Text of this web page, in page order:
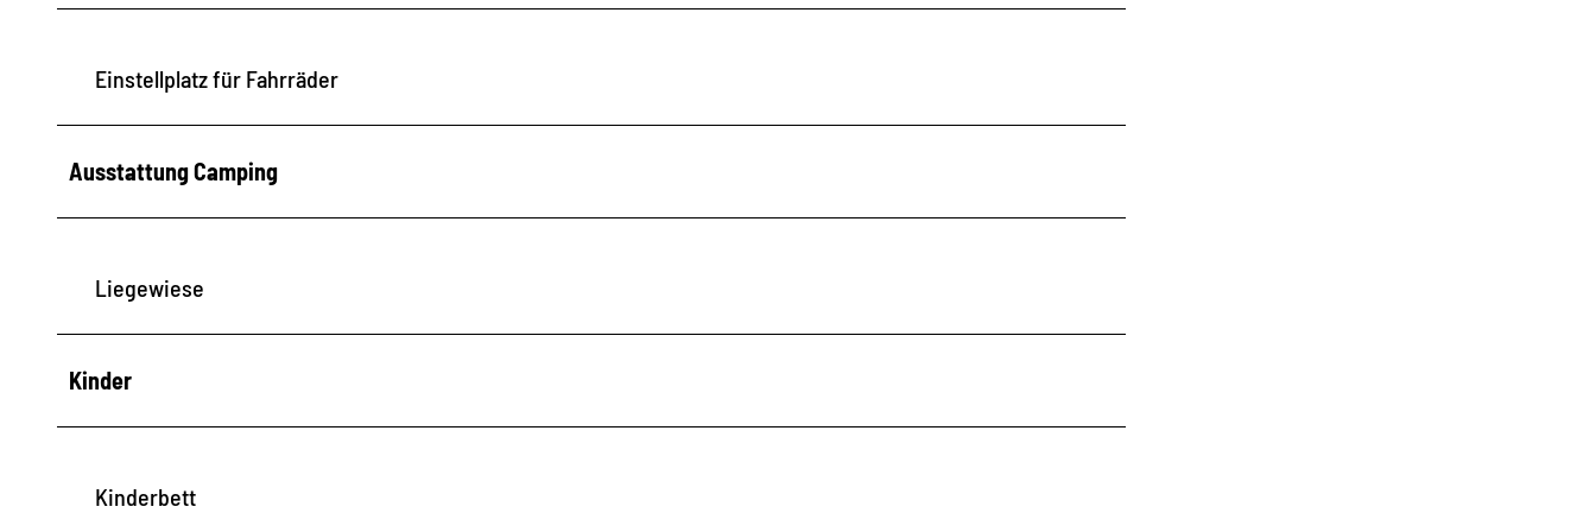
Einstellplatz für Fahrräder
Ausstattung Camping
Liegewiese
Kinder
Kinderbett